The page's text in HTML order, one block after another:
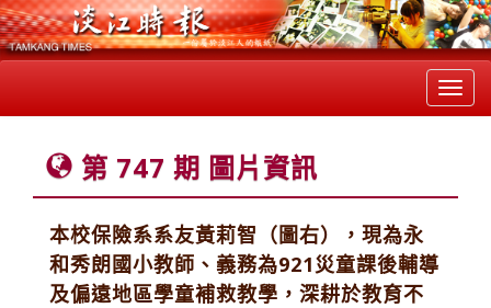
第 747 期 圖片資訊
本校保險系系友黃莉智（圖右），現為永
和秀朗國小教師、義務為921災童課後輔導
及偏遠地區學童補救教學，深耕於教育不